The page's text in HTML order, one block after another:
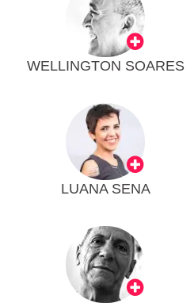
WELLINGTON SOARES
LUANA SENA